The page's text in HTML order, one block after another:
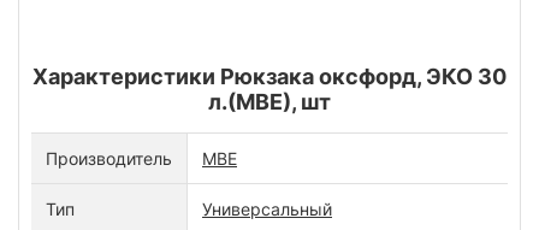
Характеристики Рюкзака оксфорд, ЭКО 30
л.(МВЕ), шт
Производитель МВЕ
Тип Универсальный